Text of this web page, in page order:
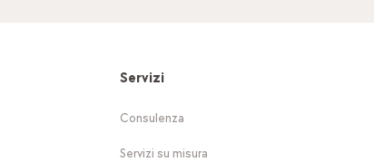
Servizi
Consulenza
Servizi su misura